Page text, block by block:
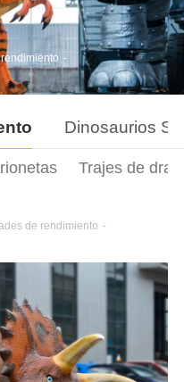
-
Dinosaurios
Trajes de
de rendimiento -